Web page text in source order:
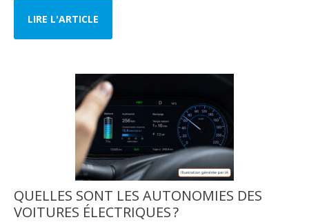
LIRE L'ARTICLE
QUELLES SONT LES AUTONOMIES DES
VOITURES ÉLECTRIQUES ?